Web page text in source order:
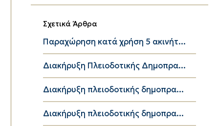
Σχετικά Άρθρα
Παραχώρηση κατά χρήση 5 ακινήτ...
Διακήρυξη Πλειοδοτικής Δημοπρα...
Διακήρυξη πλειοδοτικής δημοπρα...
Διακήρυξη πλειοδοτικής δημοπρα...